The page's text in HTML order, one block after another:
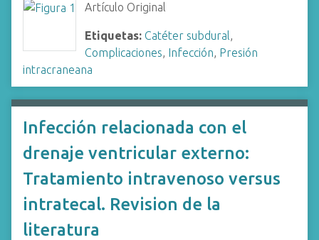
Artículo Original
Etiquetas: Catéter subdural,
Complicaciones, Infección, Presión
intracraneana
Infección relacionada con el
drenaje ventricular externo:
Tratamiento intravenoso versus
intratecal. Revision de la
literatura